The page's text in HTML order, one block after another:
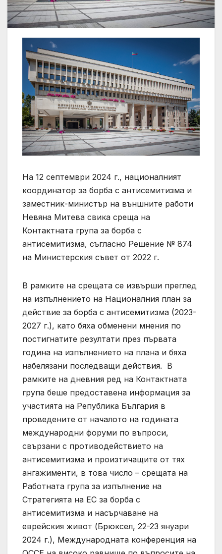
На 12 септември 2024 г., националният
координатор за борба с антисемитизма и
заместник-министър на външните работи
Невяна Митева свика среща на
Контактната група за борба с
антисемитизма, съгласно Решение № 874
на Министерския съвет от 2022 г.
В рамките на срещата се извърши преглед
на изпълнението на Националния план за
действие за борба с антисемитизма (2023-
2027 г.), като бяха обменени мнения по
постигнатите резултати през първата
година на изпълнението на плана и бяха
набелязани последващи действия. В
рамките на дневния ред на Контактната
група беше предоставена информация за
участията на Република България в
проведените от началото на годината
международни форуми по въпроси,
свързани с противодействието на
антисемитизма и произтичащите от тях
ангажименти, в това число – срещата на
Работната група за изпълнение на
Стратегията на ЕС за борба с
антисемитизма и насърчаване на
еврейския живот (Брюксел, 22-23 януари
2024 г.), Международната конференция на